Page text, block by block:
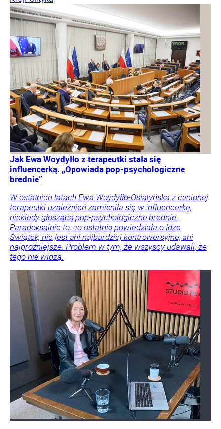
Jak Ewa Woydyłło z terapeutki stała się
influencerką. „Opowiada pop-psychologiczne
brednie”
W ostatnich latach Ewa Woydyłło-Osiatyńska z cenionej
terapeutki uzależnień zamieniła się w influencerkę,
niekiedy głoszącą pop-psychologiczne brednie.
Paradoksalnie to, co ostatnio powiedziała o Idze
Świątek, nie jest ani najbardziej kontrowersyjne, ani
najgroźniejsze. Problem w tym, że wszyscy udawali, że
tego nie widzą.